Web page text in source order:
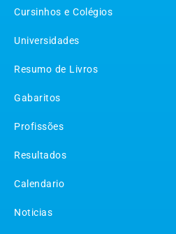
Cursinhos e Colégios
Universidades
Resumo de Livros
Gabaritos
Profissões
Resultados
Calendario
Noticias